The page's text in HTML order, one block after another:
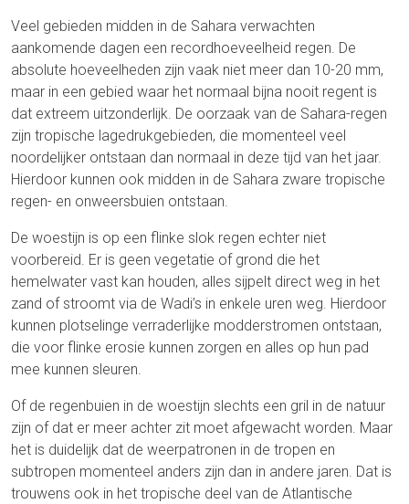
Veel gebieden midden in de Sahara verwachten
aankomende dagen een recordhoeveelheid regen. De
absolute hoeveelheden zijn vaak niet meer dan 10-20 mm,
maar in een gebied waar het normaal bijna nooit regent is
dat extreem uitzonderlijk. De oorzaak van de Sahara-regen
zijn tropische lagedrukgebieden, die momenteel veel
noordelijker ontstaan dan normaal in deze tijd van het jaar.
Hierdoor kunnen ook midden in de Sahara zware tropische
regen- en onweersbuien ontstaan.
De woestijn is op een flinke slok regen echter niet
voorbereid. Er is geen vegetatie of grond die het
hemelwater vast kan houden, alles sijpelt direct weg in het
zand of stroomt via de Wadi’s in enkele uren weg. Hierdoor
kunnen plotselinge verraderlijke modderstromen ontstaan,
die voor flinke erosie kunnen zorgen en alles op hun pad
mee kunnen sleuren.
Of de regenbuien in de woestijn slechts een gril in de natuur
zijn of dat er meer achter zit moet afgewacht worden. Maar
het is duidelijk dat de weerpatronen in de tropen en
subtropen momenteel anders zijn dan in andere jaren. Dat is
trouwens ook in het tropische deel van de Atlantische